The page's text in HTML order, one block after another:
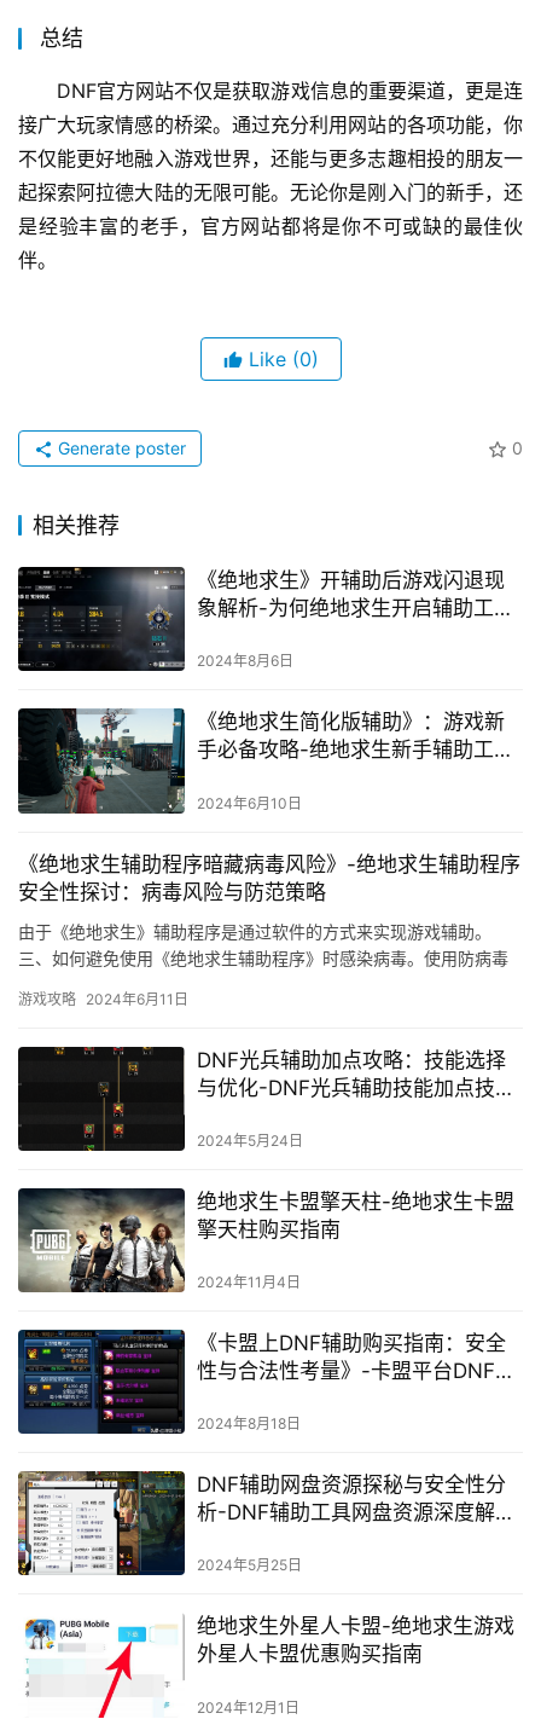
总结
DNF官方网站不仅是获取游戏信息的重要渠道，更是连
接广大玩家情感的桥梁。通过充分利用网站的各项功能，你
不仅能更好地融入游戏世界，还能与更多志趣相投的朋友一
起探索阿拉德大陆的无限可能。无论你是刚入门的新手，还
是经验丰富的老手，官方网站都将是你不可或缺的最佳伙
伴。
Like (0)
0
Generate poster
相关推荐
《绝地求生》开辅助后游戏闪退现
象解析-为何绝地求生开启辅助工具
2024年8月6日
《绝地求生简化版辅助》：游戏新
手必备攻略-绝地求生新手辅助工具
2024年6月10日
《绝地求生辅助程序暗藏病毒风险》-绝地求生辅助程序
安全性探讨：病毒风险与防范策略
由于《绝地求生》辅助程序是通过软件的方式来实现游戏辅助。
三、如何避免使用《绝地求生辅助程序》时感染病毒。使用防病毒
游戏攻略 2024年6月11日
DNF光兵辅助加点攻略：技能选择
与优化-DNF光兵辅助技能加点技巧
2024年5月24日
绝地求生卡盟擎天柱-绝地求生卡盟
擎天柱购买指南
2024年11月4日
《卡盟上DNF辅助购买指南：安全
性与合法性考量》-卡盟平台DNF游
2024年8月18日
DNF辅助网盘资源探秘与安全性分
析-DNF辅助工具网盘资源深度解析
2024年5月25日
绝地求生外星人卡盟-绝地求生游戏
外星人卡盟优惠购买指南
2024年12月1日